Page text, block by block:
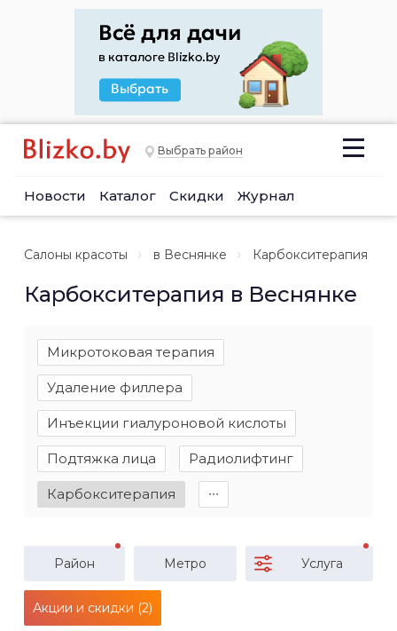
Выбрать район
Новости Каталог Скидки Журнал
Салоны красоты в Веснянке Карбокситерапия
Карбокситерапия в Веснянке
Микротоковая терапия
Удаление филлера
Инъекции гиалуроновой кислоты
Подтяжка лица Радиолифтинг
Карбокситерапия ∙∙∙
Район Метро Услуга
Акции и скидки (2)